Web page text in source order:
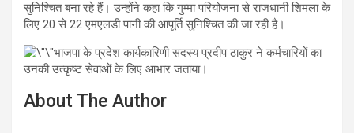
सुनिश्चित बना रहे हैं। उन्होंने कहा कि गुम्मा परियोजना से राजधानी शिमला के
लिए 20 से 22 एमएलडी पानी की आपूर्ति सुनिश्चित की जा रही है।
भाजपा के प्रदेश कार्यकारिणी सदस्य प्रदीप ठाकुर ने कर्मचारियों का
उनकी उत्कृष्ट सेवाओं के लिए आभार जताया।
About The Author